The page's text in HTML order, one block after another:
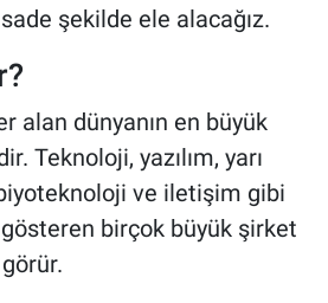
şekilde ele alacağız.
alan dünyanın en büyük
Teknoloji, yazılım, yarı
ve iletişim gibi
birçok büyük şirket